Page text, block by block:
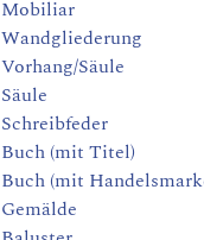
Mobiliar
Wandgliederung
Vorhang/Säule
Säule
Schreibfeder
Buch (mit Titel)
Buch (mit
Gemälde